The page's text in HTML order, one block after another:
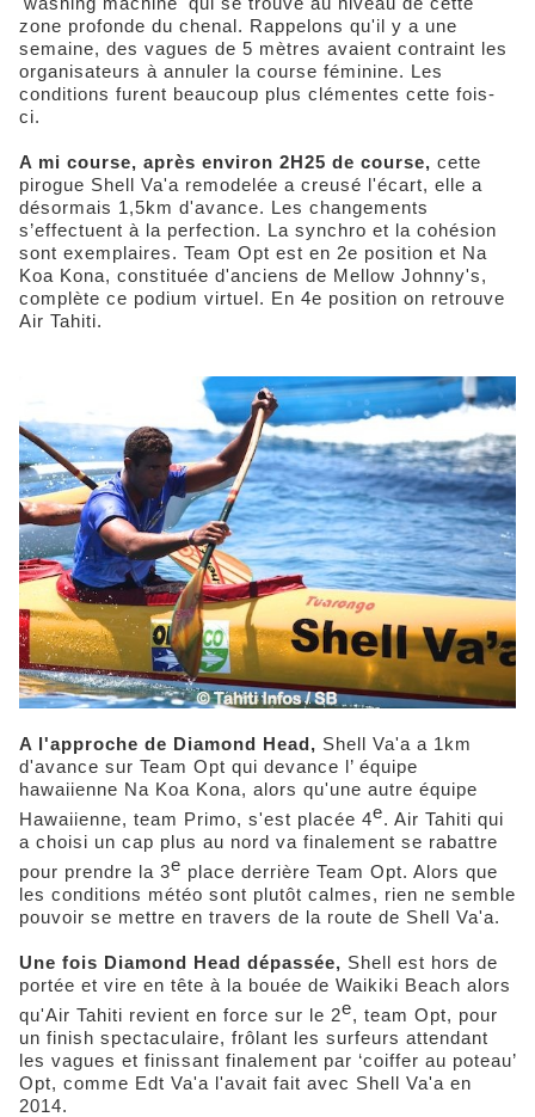
zone profonde du chenal. Rappelons qu'il y a une
semaine, des vagues de 5 mètres avaient contraint les
organisateurs à annuler la course féminine. Les
conditions furent beaucoup plus clémentes cette fois-
ci.
A mi course, après environ 2H25 de course, cette
pirogue Shell Va'a remodelée a creusé l'écart, elle a
désormais 1,5km d'avance. Les changements
s’effectuent à la perfection. La synchro et la cohésion
sont exemplaires. Team Opt est en 2e position et Na
Koa Kona, constituée d'anciens de Mellow Johnny's,
complète ce podium virtuel. En 4e position on retrouve
Air Tahiti.
A l'approche de Diamond Head, Shell Va'a a 1km
d'avance sur Team Opt qui devance l’ équipe
hawaiienne Na Koa Kona, alors qu'une autre équipe
Hawaiienne, team Primo, s'est placée 4e. Air Tahiti qui
a choisi un cap plus au nord va finalement se rabattre
pour prendre la 3e place derrière Team Opt. Alors que
les conditions météo sont plutôt calmes, rien ne semble
pouvoir se mettre en travers de la route de Shell Va'a.
Une fois Diamond Head dépassée, Shell est hors de
portée et vire en tête à la bouée de Waikiki Beach alors
qu'Air Tahiti revient en force sur le 2e, team Opt, pour
un finish spectaculaire, frôlant les surfeurs attendant
les vagues et finissant finalement par ‘coiffer au poteau’
Opt, comme Edt Va'a l'avait fait avec Shell Va'a en
2014.